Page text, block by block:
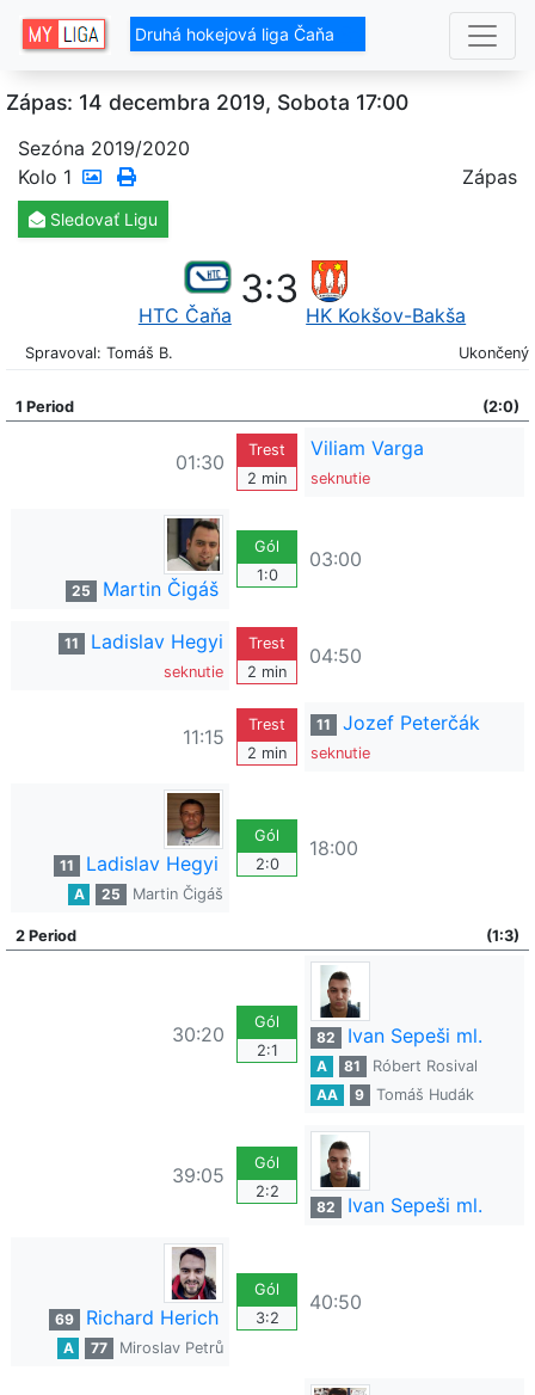
Druhá hokejová liga Čaňa
Zápas: 14 decembra 2019, Sobota 17:00
Sezóna 2019/2020
Kolo 1 Zápas
Sledovať Ligu
HTC Čaňa
3:3
HK Kokšov-Bakša
Spravoval: Tomáš B. Ukončený
1 Period (2:0)
01:30
Trest
2 min
Viliam Varga
seknutie
25 Martin Čigáš
Gól
1:0
03:00
11 Ladislav Hegyi
seknutie
Trest
2 min
04:50
11:15
Trest
2 min
11 Jozef Peterčák
seknutie
11 Ladislav Hegyi
A 25 Martin Čigáš
Gól
2:0
18:00
2 Period (1:3)
30:20
Gól
2:1
82 Ivan Sepeši ml.
A 81
Róbert Rosival
AA
9 Tomáš Hudák
39:05
Gól
2:2
82
Ivan Sepeši ml.
69 Richard Herich
A 77 Miroslav Petrů
Gól
3:2
40:50